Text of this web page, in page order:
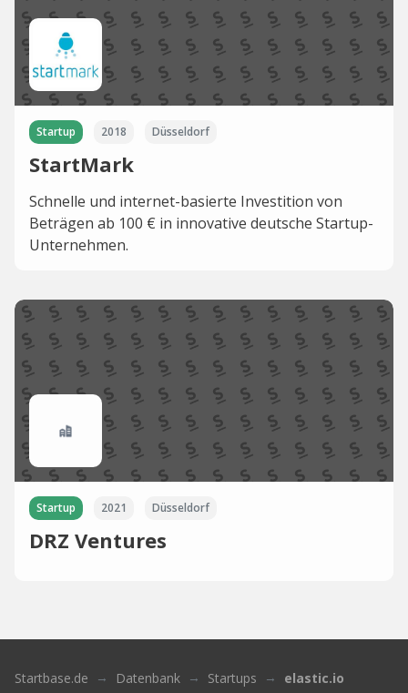
Startup 2018 Düsseldorf
StartMark
Schnelle und internet-basierte Investition von
Beträgen ab 100 € in innovative deutsche Startup-
Unternehmen.
Startup 2021 Düsseldorf
DRZ Ventures
Startbase.de Datenbank Startups elastic.io